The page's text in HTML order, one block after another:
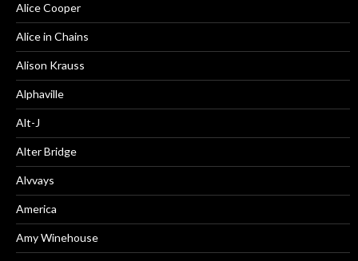
Alice Cooper
Alice in Chains
Alison Krauss
Alphaville
Alt-J
Alter Bridge
Alvvays
America
Amy Winehouse